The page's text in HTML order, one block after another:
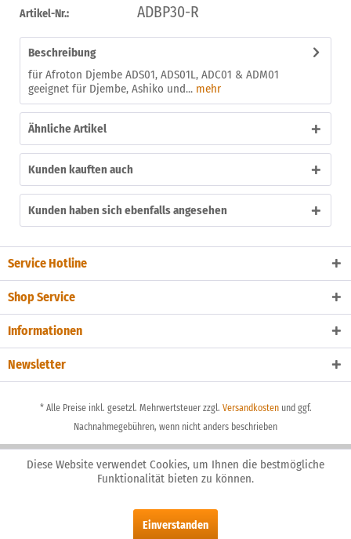
Artikel-Nr.: ADBP30-R
Beschreibung
für Afroton Djembe ADS01, ADS01L, ADC01 & ADM01
geeignet für Djembe, Ashiko und... mehr
Ähnliche Artikel
Kunden kauften auch
Kunden haben sich ebenfalls angesehen
Service Hotline
Shop Service
Informationen
Newsletter
* Alle Preise inkl. gesetzl. Mehrwertsteuer zzgl. Versandkostenund ggf.
Nachnahmegebühren, wenn nicht anders beschrieben
Diese Website verwendet Cookies, um Ihnen die bestmögliche
Funktionalität bieten zu können.
Einverstanden